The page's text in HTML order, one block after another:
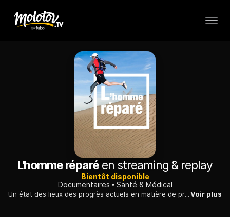
L'homme réparéen streaming & replay
Bientôt disponible
Documentaires
Santé & Médical
Un état des lieux des progrès actuels en matière de prothèses et implants, avec les perspectives d'un corps entièrement remplaçable d'ici quelques années.Voir plus